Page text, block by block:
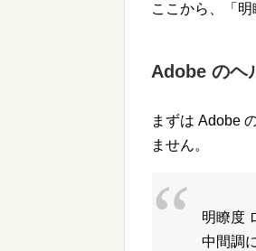
ここから、「
Adobe のヘ
まずは Adobe
ません。
明瞭度
中間調